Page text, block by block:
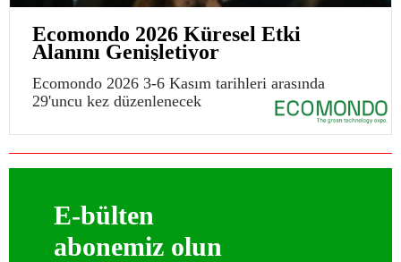
Ecomondo 2026 Küresel Etki
Alanını Genişletiyor
Ecomondo 2026 3-6 Kasım tarihleri arasında
29'uncu kez düzenlenecek
E-bülten
abonemiz olun